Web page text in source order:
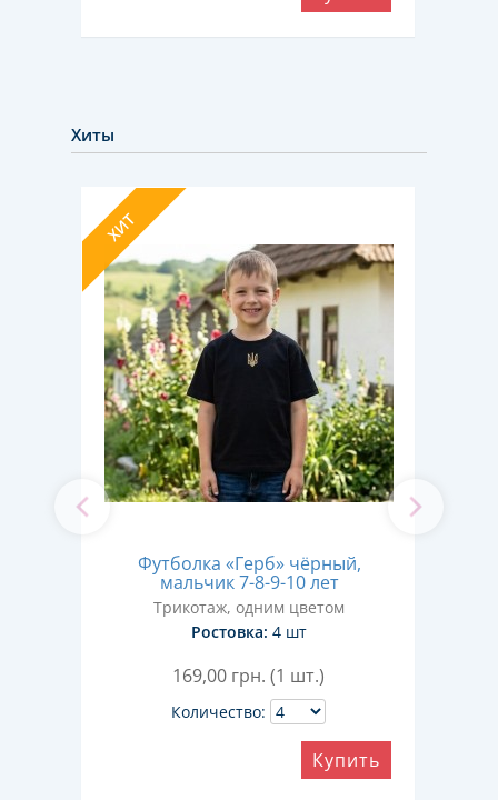
Хиты
ХИТ
Футболка «Герб» чёрный,
мальчик 7-8-9-10 лет
Трикотаж, одним цветом
Ростовка: 4 шт
169,00 грн. (1 шт.)
Количество:
Купить